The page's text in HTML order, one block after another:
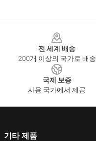
전 세계 배송
200개 이상의 국가로 배송
국제 보증
사용 국가에서 제공
기타 제품